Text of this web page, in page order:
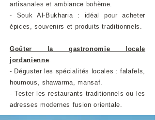
artisanales et ambiance bohème.
- Souk Al-Bukharia : idéal pour acheter
épices, souvenirs et produits traditionnels.
Goûter la gastronomie locale
jordanienne:
- Déguster les spécialités locales : falafels,
houmous, shawarma, mansaf.
- Tester les restaurants traditionnels ou les
adresses modernes fusion orientale.